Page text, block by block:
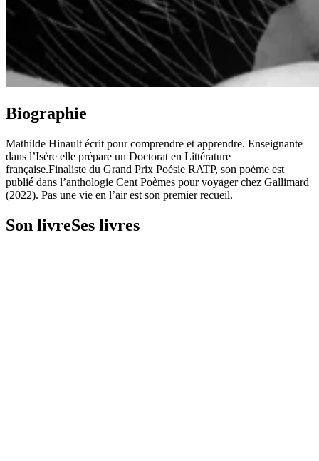
Biographie
Mathilde Hinault écrit pour comprendre et apprendre. Enseignante
dans l’Isère elle prépare un Doctorat en Littérature
française.Finaliste du Grand Prix Poésie RATP, son poème est
publié dans l’anthologie Cent Poèmes pour voyager chez Gallimard
(2022). Pas une vie en l’air est son premier recueil.
Son livreSes livres